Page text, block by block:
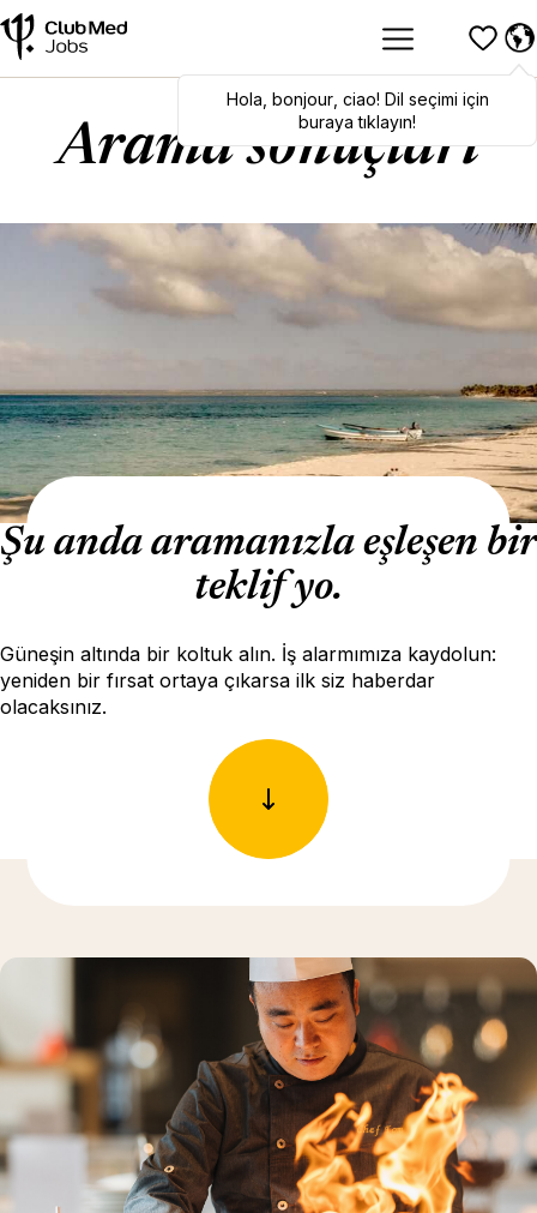
Hola,bonjour,ciao! To switch
languages, click here!
Hola bonjour, ciao! Dil seçimi için
buraya tıklayın!
Arama sonuçları
Şu anda aramanızla eşleşen bir
teklif yo.
Güneşin altında bir koltuk alın. İş alarmımıza kaydolun:
yeniden bir fırsat ortaya çıkarsa ilk siz haberdar
olacaksınız.